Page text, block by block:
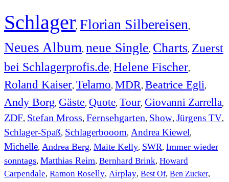
Schlager, Florian Silbereisen,
Neues Album, neue Single, Charts, Zuerst
bei Schlagerprofis.de, Helene Fischer,
Roland Kaiser, Telamo, MDR, Beatrice Egli,
Andy Borg, Gäste, Quote, Tour, Giovanni Zarrella,
ZDF, Stefan Mross, Fernsehgarten, Show, Jürgens TV,
Schlager-Spaß, Schlagerbooom, Andrea Kiewel,
Michelle, Andrea Berg, Maite Kelly, SWR, Immer wieder
sonntags, Matthias Reim, Bernhard Brink, Howard
Carpendale, Ramon Roselly, Airplay, Best Of, Ben Zucker,